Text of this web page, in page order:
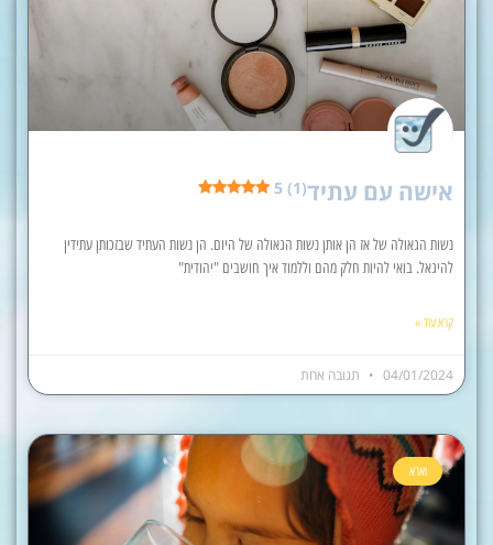
אישה עם עתיד5 (1)
נשות הגאולה של אז הן אותן נשות הגאולה של היום. הן נשות העתיד שבזכותן עתידין
להיגאל. בואי להיות חלק מהם וללמוד איך חושבים "יהודית"
קרא עוד »
04/01/2024 תגובה אחת
וארא